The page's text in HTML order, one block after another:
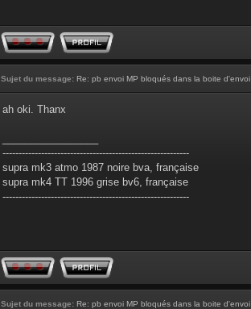
Sujet du message: Re: pb envoi MP bloqués dans la boite d'envoi
ah oki. Thanx
----------------------------------------------------------
supra mk3 atmo 1987 noire bva, française
supra mk4 TT 1996 grise bv6, française
----------------------------------------------------------
Sujet du message: Re: pb envoi MP bloqués dans la boite d'envoi